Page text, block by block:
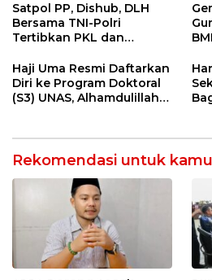
Satpol PP, Dishub, DLH
Bersama TNI-Polri
Tertibkan PKL dan
Idi Rayeuk
Haji Uma Resmi Daftarkan
Diri ke Program Doktoral
(S3) UNAS, Alhamdulillah
Rekomendasi untuk kamu